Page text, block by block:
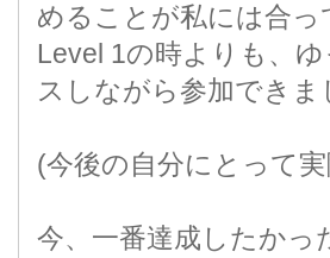
めることが私には合
Level 1の時よりも、
スしながら参加できま
(今後の自分にとって
今、一番達成したか